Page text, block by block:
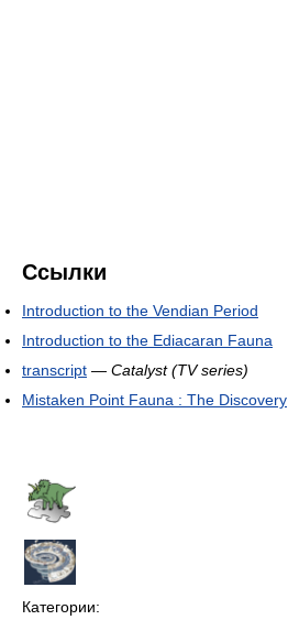
Ссылки
Introduction to the Vendian Period
Introduction to the Ediacaran Fauna
transcript — Catalyst (TV series)
Mistaken Point Fauna : The Discovery
Категории: